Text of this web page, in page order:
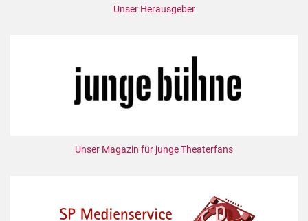
Unser Herausgeber
Unser Magazin für junge Theaterfans